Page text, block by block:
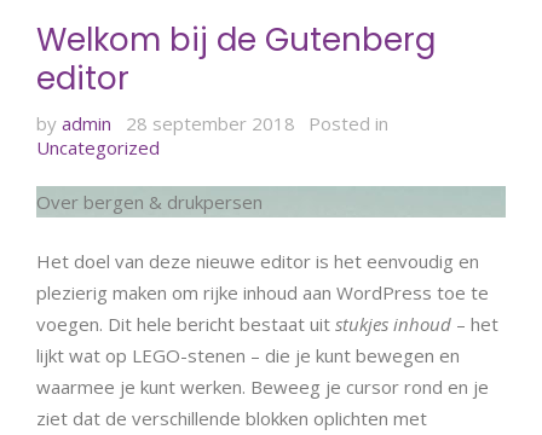
Welkom bij de Gutenberg
editor
by admin 28 september 2018
Posted in
Uncategorized
Over bergen & drukpersen
Het doel van deze nieuwe editor is het eenvoudig en
plezierig maken om rijke inhoud aan WordPress toe te
voegen. Dit hele bericht bestaat uit stukjes inhoud – het
lijkt wat op LEGO-stenen – die je kunt bewegen en
waarmee je kunt werken. Beweeg je cursor rond en je
ziet dat de verschillende blokken oplichten met